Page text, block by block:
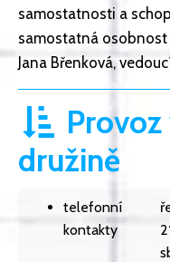
samostatnosti a
samostatná osobnost
Jana Břenková,
družině
telefonní
kontakty